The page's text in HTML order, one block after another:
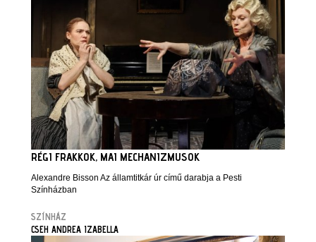
RÉGI FRAKKOK, MAI MECHANIZMUSOK
Alexandre Bisson Az államtitkár úr című darabja a Pesti
Színházban
SZÍNHÁZ
CSEH ANDREA IZABELLA